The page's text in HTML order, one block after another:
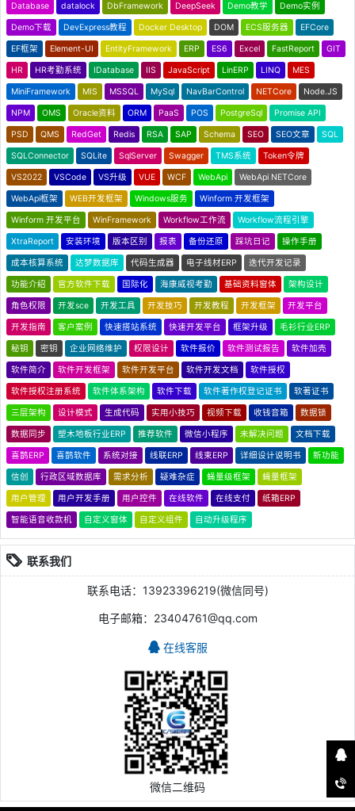
Database datalock DbFramework DeepSeek Demo教学 Demo实例
Demo下载 DevExpress教程 Docker Desktop DOM ECS服务器 EFCore
EF框架 Element-UI EntityFramework ERP ES6 Excel FastReport GIT
HR HR考勤系统 IDatabase IIS JavaScript LinERP LINQ MES
MiniFramework MIS MSSQL MySql NavBarControl NETCore Node.JS
NPM OMS Oracle资料 ORM PaaS POS PostgreSql Promise API
PSD QMS RedGet Redis RSA SAP Schema SEO SEO文章 SQL
SQLConnector SQLite SqlServer Swagger TMS系统 Token令牌
VS2022 VSCode VS升级 VUE WCF WebApi WebApi NETCore
WebApi框架 WEB开发框架 Windows服务 Winform 开发框架
Winform 开发平台 WinFramework Workflow工作流 Workflow流程引擎
XtraReport 安装环境 版本区别 报表 备份还原 踩坑日记 操作手册
成本核算系统 达梦数据库 代码生成器 电子线材ERP 迭代开发记录
功能介绍 官方软件下载 国际化 海康威视考勤 基础资料窗体 架构设计
角色权限 开发sce 开发工具 开发技巧 开发教程 开发框架 开发平台
开发指南 客户案例 快速搭站系统 快速开发平台 框架升级 毛衫行业ERP
秘钥 密钥 企业网络维护 权限设计 软件报价 软件测试报告 软件加壳
软件简介 软件开发框架 软件开发平台 软件开发文档 软件授权
软件授权注册系统 软件体系架构 软件下载 软件著作权登记证书 软著证书
三层架构 设计模式 生成代码 实用小技巧 视频下载 收钱音箱 数据锁
数据同步 塑木地板行业ERP 推荐软件 微信小程序 未解决问题 文档下载
喜鹊ERP 喜鹊软件 系统对接 线联ERP 线束ERP 详细设计说明书 新功能
信创 行政区域数据库 需求分析 疑难杂症 蝇量级框架 蝇量框架
用户管理 用户开发手册 用户控件 在线软件 在线支付 纸箱ERP
智能语音收款机 自定义窗体 自定义组件 自动升级程序
联系我们
联系电话：13923396219(微信同号)
电子邮箱：23404761@qq.com
在线客服
微信二维码